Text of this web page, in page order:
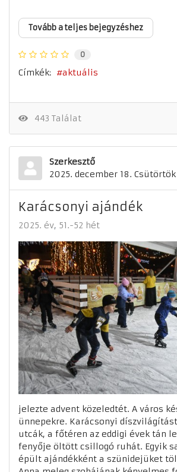
Tovább a teljes bejegyzéshez
0
Címkék: aktuális
443 Találat
Szerkesztő
2025. december 18. Csütörtök
Karácsonyi ajándék
2025. év 51.-52 hét
jelezte advent közeledtét. A város
ünnepekre. Karácsonyi
utcák, a főtéren az eddigi évek tán
fenyője öltött csillogó ruhát. Egyik
épült ajándékként a szünidejüket